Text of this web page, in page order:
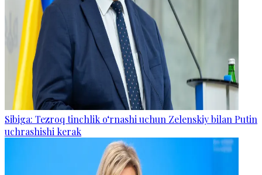
Sibiga: Tezroq tinchlik o‘rnashi uchun Zelenskiy bilan Putin
uchrashishi kerak